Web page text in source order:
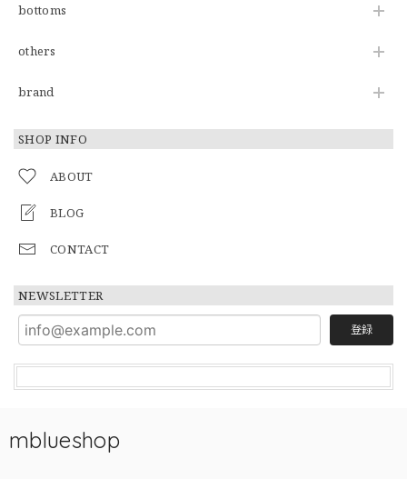
bottoms
others
brand
SHOP INFO
ABOUT
BLOG
CONTACT
NEWSLETTER
登録
mblueshop